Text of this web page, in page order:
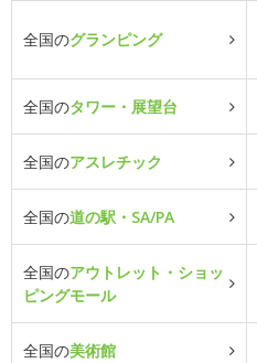
全国のグランピング
全国のタワー・展望台
全国のアスレチック
全国の道の駅・SA/PA
全国のアウトレット・ショッ
ピングモール
全国の美術館